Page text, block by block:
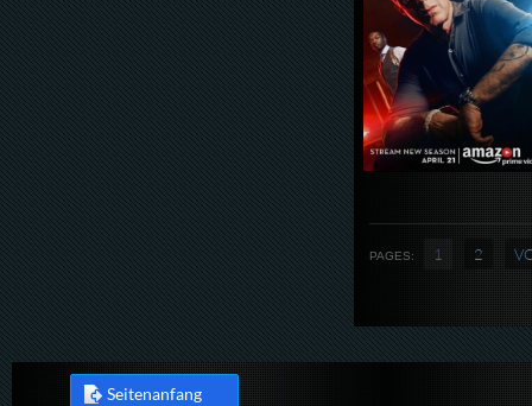
PAGES: 1 2
Seitenanfang